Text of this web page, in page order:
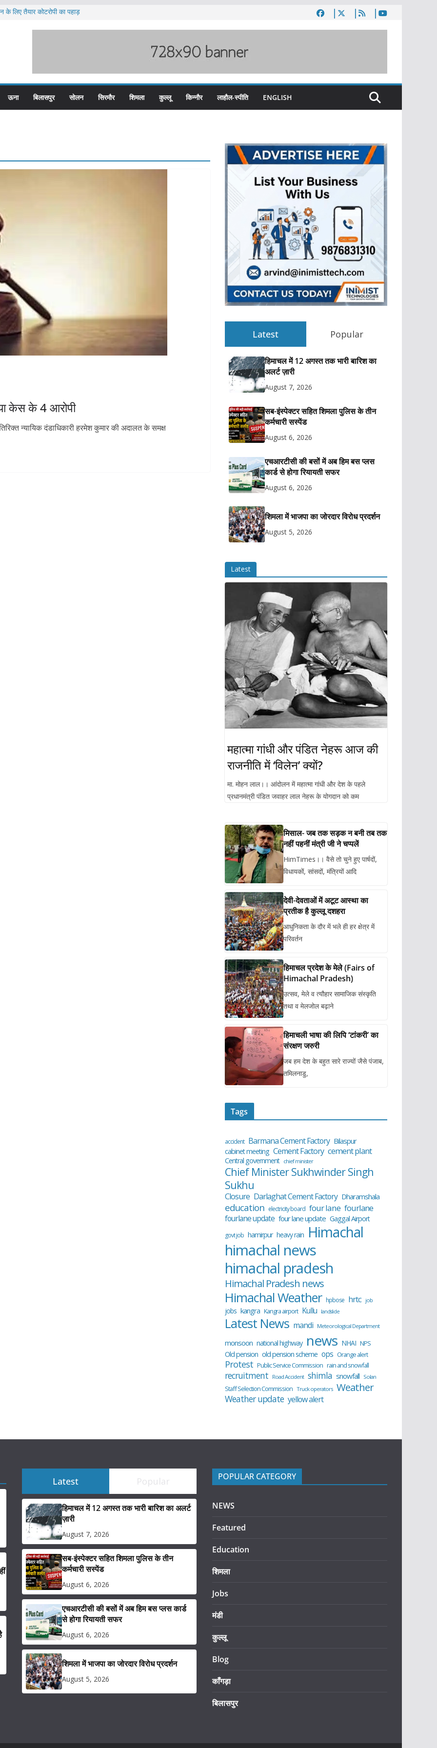
लिए तैयार कोटरोपी का पहाड़
के तीन कर्मचारी सस्पेंड
ऊना बिलासपुर सोलन सिरमौर शिमला कुल्लू किन्नौर लाहौल-स्पीति ENGLISH
केस के 4 आरोपी
न्यायिक दंडाधिकारी हरमेश कुमार की अदालत के समक्ष
Latest Popular
हिमाचल में 12 अगस्त तक भारी बारिश का
अलर्ट ज़ारी
August 7, 2026
सब-इंस्पेक्टर सहित शिमला पुलिस के तीन
कर्मचारी सस्पेंड
August 6, 2026
एचआरटीसी की बसों में अब हिम बस प्लस
कार्ड से होगा रियायती सफर
August 6, 2026
शिमला में भाजपा का जोरदार विरोध प्रदर्शन
August 5, 2026
Latest
महात्मा गांधी और पंडित नेहरू आज की
राजनीति में ‘विलेन’ क्यों?
मा. मोहन लाल।। आंदोलन में महात्मा गांधी और देश के पहले
प्रधानमंत्री पंडित जवाहर लाल नेहरू के योगदान को कम
मिसाल- जब तक सड़क न बनी तब तक
नहीं पहनीं मंत्री जी ने चप्पलें
HimTimes।। वैसे तो चुने हुए पार्षदों,
विधायकों, सांसदों, मंत्रियों आदि
देवी-देवताओं में अटूट आस्था का
प्रतीक है कुल्लू दशहरा
आधुनिकता के दौर में भले ही हर क्षेत्र में
परिवर्तन
हिमाचल प्रदेश के मेले (Fairs of
Himachal Pradesh)
उत्सव, मेले व त्यौहार सामाजिक संस्कृति
तथा व मेलजोल बढ़ाने
हिमाचली भाषा की लिपि ‘टांकरी’ का
संरक्षण जरुरी
जब हम देश के बहुत सारे राज्यों जैसे पंजाब,
तमिलनाडु,
Tags
accident Barmana Cement Factory Bilaspur
cabinet meeting Cement Factory cement plant
Central government chief minister
Chief Minister Sukhwinder Singh
Sukhu
Closure Darlaghat Cement Factory Dharamshala
education electricity board four lane fourlane
fourlane update four lane update Gaggal Airport
govt job hamirpur heavy rain Himachal
himachal news
himachal pradesh
Himachal Pradesh news
Himachal Weather hpbose hrtc job
jobs kangra Kangra airport Kullu landslide
Latest News mandi Meteorological Department
monsoon national highway news NHAI NPS
Old pension old pension scheme ops Orange alert
Protest Public Service Commission rain and snowfall
recruitment Road Accident shimla snowfall Solan
Staff Selection Commission Truck operators Weather
Weather update yellow alert
Latest Popular
हिमाचल में 12 अगस्त तक भारी बारिश का अलर्ट
ज़ारी
August 7, 2026
सब-इंस्पेक्टर सहित शिमला पुलिस के तीन
कर्मचारी सस्पेंड
August 6, 2026
एचआरटीसी की बसों में अब हिम बस प्लस कार्ड
से होगा रियायती सफर
August 6, 2026
शिमला में भाजपा का जोरदार विरोध प्रदर्शन
August 5, 2026
POPULAR CATEGORY
NEWS
Featured
Education
शिमला
Jobs
मंडी
कुल्लू
Blog
काँगड़ा
बिलासपुर